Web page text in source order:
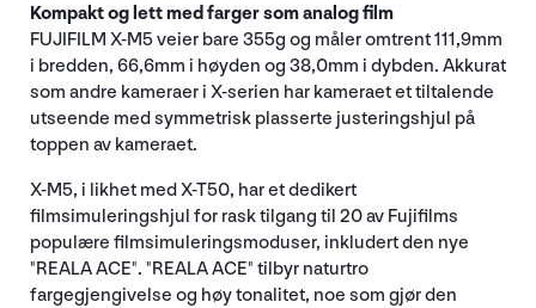
Kompakt og lett med farger som analog film
FUJIFILM X-M5 veier bare 355g og måler omtrent 111,9mm
i bredden, 66,6mm i høyden og 38,0mm i dybden. Akkurat
som andre kameraer i X-serien har kameraet et tiltalende
utseende med symmetrisk plasserte justeringshjul på
toppen av kameraet.
X-M5, i likhet med X-T50, har et dedikert
filmsimuleringshjul for rask tilgang til 20 av Fujifilms
populære filmsimuleringsmoduser, inkludert den nye
"REALA ACE". "REALA ACE" tilbyr naturtro
fargegjengivelse og høy tonalitet, noe som gjør den